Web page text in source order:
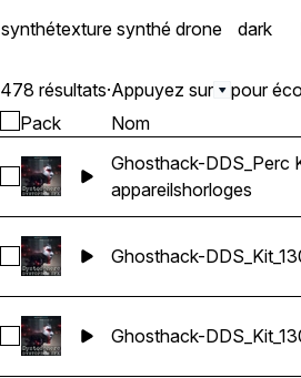
synthétexture synthé drone dark
478 résultats·Appuyez sur
pour
Pack
Nom
Sélectionnez Ghosthack-DDS_Perc
Ghosthack-DDS_Perc
appareilshorloges
Sélectionnez Ghosthack-
Ghosthack-
Sélectionnez Ghosthack-
Ghosthack-